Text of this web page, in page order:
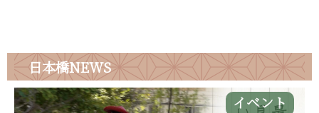
日本橋NEWS
イベント